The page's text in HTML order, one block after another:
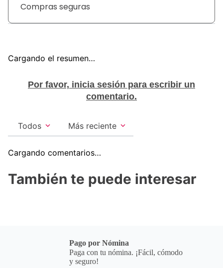
Compras seguras
Cargando el resumen…
Por favor, inicia sesión para escribir un
comentario.
Más reciente
Todos
Cargando comentarios…
También te puede interesar
Pago por Nómina
Paga con tu nómina. ¡Fácil, cómodo
y seguro!